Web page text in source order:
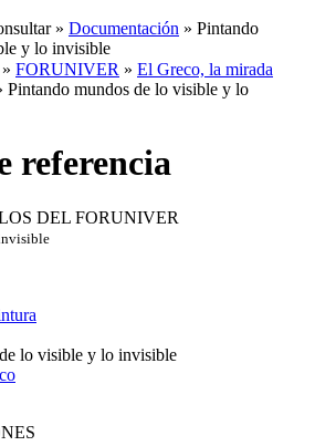
» Documentación » Pintando
y lo invisible
FORUNIVER » El Greco, la mirada
Pintando mundos de lo visible y lo
referencia
DEL FORUNIVER
lo visible y lo invisible